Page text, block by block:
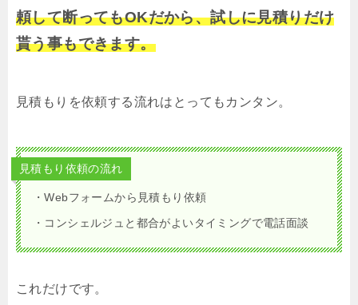
頼して断ってもOKだから、試しに見積りだけ
貰う事もできます。
見積もりを依頼する流れはとってもカンタン。
見積もり依頼の流れ
・Webフォームから見積もり依頼
・コンシェルジュと都合がよいタイミングで電話面談
これだけです。